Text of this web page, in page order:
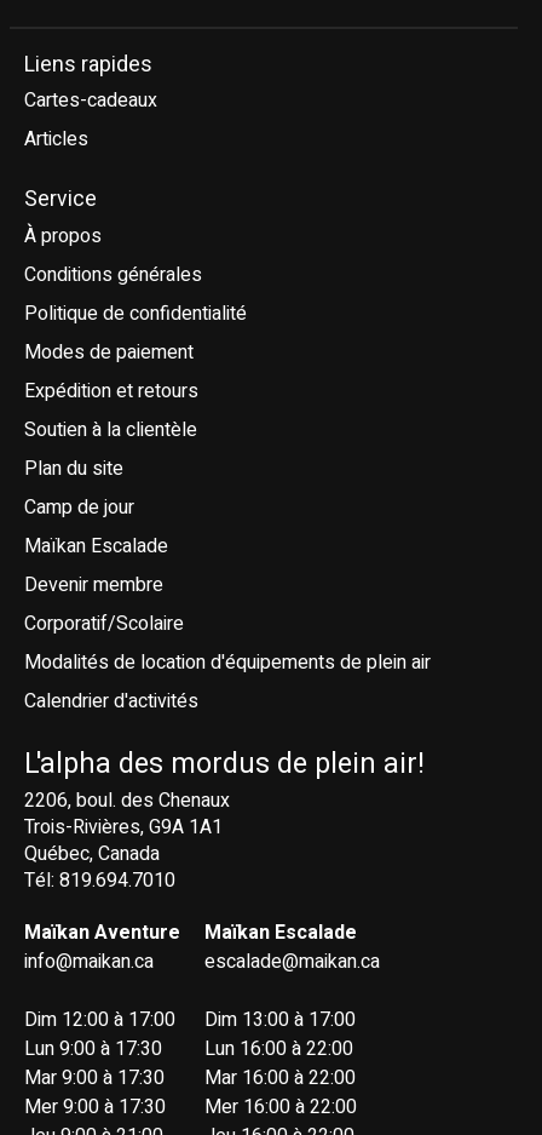
Liens rapides
Cartes-cadeaux
Articles
Service
À propos
Conditions générales
Politique de confidentialité
Modes de paiement
Expédition et retours
Soutien à la clientèle
Plan du site
Camp de jour
Maïkan Escalade
Devenir membre
Corporatif/Scolaire
Modalités de location d'équipements de plein air
Calendrier d'activités
L'alpha des mordus de plein air!
2206, boul. des Chenaux
Trois-Rivières, G9A 1A1
Québec, Canada
Tél: 819.694.7010
Maïkan Aventure
info@maikan.ca
Dim 12:00 à 17:00
Lun 9:00 à 17:30
Mar 9:00 à 17:30
Mer 9:00 à 17:30
Maïkan Escalade
escalade@maikan.ca
Dim 13:00 à 17:00
Lun 16:00 à 22:00
Mar 16:00 à 22:00
Mer 16:00 à 22:00